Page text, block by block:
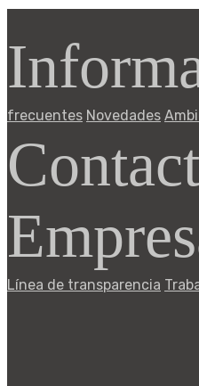
frecuentes Novedades
Línea de transparencia